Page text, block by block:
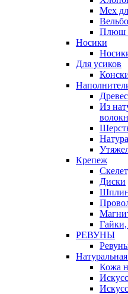
Мех
Плюш
Носики
Для усиков
Из
Крепеж
Диски
РЕВУНЫ
Кожа